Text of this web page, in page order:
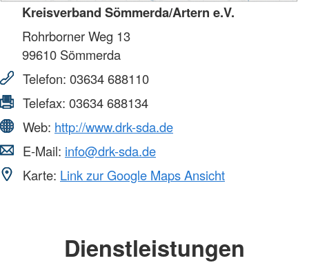
Kreisverband Sömmerda/Artern e.V.
Rohrborner Weg 13
99610 Sömmerda
Telefon: 03634 688110
Telefax: 03634 688134
Web: http://www.drk-sda.de
E-Mail: info@drk-sda.de
Karte: Link zur Google Maps Ansicht
Dienstleistungen